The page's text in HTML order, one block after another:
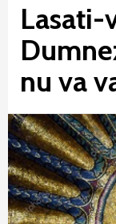
Lasati-
nu va